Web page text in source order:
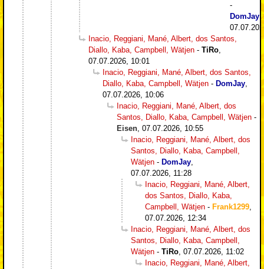
-
DomJay ,
Inacio, Reggiani, Mané, Albert, dos Santos,
Diallo, Kaba, Campbell, Wätjen - TiRo,
07.07.2026, 10:01
Inacio, Reggiani, Mané, Albert, dos Santos,
Diallo, Kaba, Campbell, Wätjen - DomJay,
07.07.2026, 10:06
Inacio, Reggiani, Mané, Albert, dos
Santos, Diallo, Kaba, Campbell, Wätjen -
Eisen, 07.07.2026, 10:55
Inacio, Reggiani, Mané, Albert, dos
Santos, Diallo, Kaba, Campbell,
Wätjen - DomJay,
07.07.2026, 11:28
Inacio, Reggiani, Mané, Albert,
dos Santos, Diallo, Kaba,
Campbell, Wätjen - Frank1299,
07.07.2026, 12:34
Inacio, Reggiani, Mané, Albert, dos
Santos, Diallo, Kaba, Campbell,
Wätjen - TiRo, 07.07.2026, 11:02
Inacio, Reggiani, Mané, Albert,